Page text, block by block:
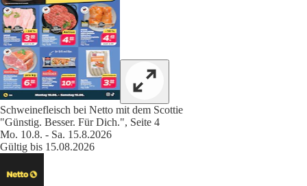
Schweinefleisch bei Netto mit dem Scottie
"Günstig. Besser. Für Dich.", Seite 4
Mo. 10.8. - Sa. 15.8.2026
Gültig bis 15.08.2026